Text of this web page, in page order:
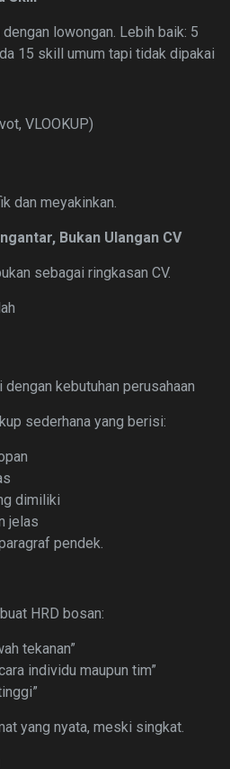
lowongan. Lebih baik: 5
15 skill umum tapi tidak dipakai
VLOOKUP)
dan meyakinkan.
Bukan Ulangan CV
sebagai ringkasan CV.
kebutuhan perusahaan
sederhana yang berisi:
dimiliki
jelas
pendek.
HRD bosan:
tekanan”
individu maupun tim”
yang nyata, meski singkat.